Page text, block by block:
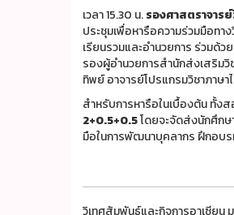
เวลา 15.30 น.รองศาสตราจา
ประชุมเพื่อหารือความร่วมมือทา
เรียนรวมและอำนวยการ ร่วม
รองผู้อำนวยการสำนักส่งเสริมวิ
ทิพย์ อาจารย์โปรแกรมวิชาภาษ
สำหรับการหารือในเบื้องต้น ทั้งส
2+0.5+0.5โดยจะจัดส่งนักศึกษ
มือในการพัฒนาบุคลากร ฝึกอบ
วิเทศสัมพันธ์และกิจการอาเซียน